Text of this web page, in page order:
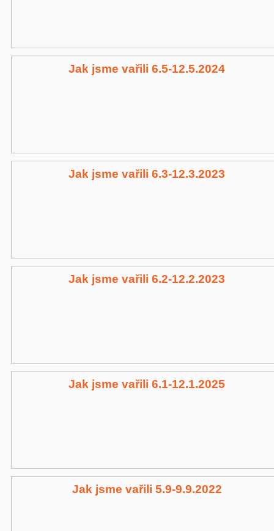
Jak jsme vařili 6.5-12.5.2024
Jak jsme vařili 6.3-12.3.2023
Jak jsme vařili 6.2-12.2.2023
Jak jsme vařili 6.1-12.1.2025
Jak jsme vařili 5.9-9.9.2022